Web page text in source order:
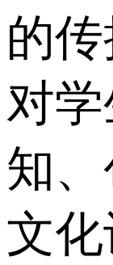
的
对
知
文